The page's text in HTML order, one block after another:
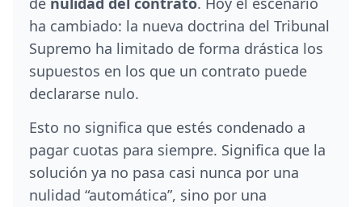
ha cambiado: la nueva doctrina del Tribunal
Supremo ha limitado de forma drástica los
supuestos en los que un contrato puede
declararse nulo.
Esto no significa que estés condenado a
pagar cuotas para siempre. Significa que la
solución ya no pasa casi nunca por una
nulidad “automática”, sino por una